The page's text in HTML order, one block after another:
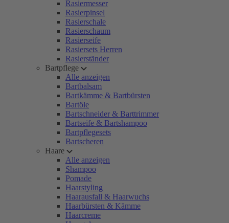
Rasiermesser
Rasierpinsel
Rasierschale
Rasierschaum
Rasierseife
Rasiersets Herren
Rasierständer
Bartpflege
Alle anzeigen
Bartbalsam
Bartkämme & Bartbürsten
Bartöle
Bartschneider & Barttrimmer
Bartseife & Bartshampoo
Bartpflegesets
Bartscheren
Haare
Alle anzeigen
Shampoo
Pomade
Haarstyling
Haarausfall & Haarwuchs
Haarbürsten & Kämme
Haarcreme